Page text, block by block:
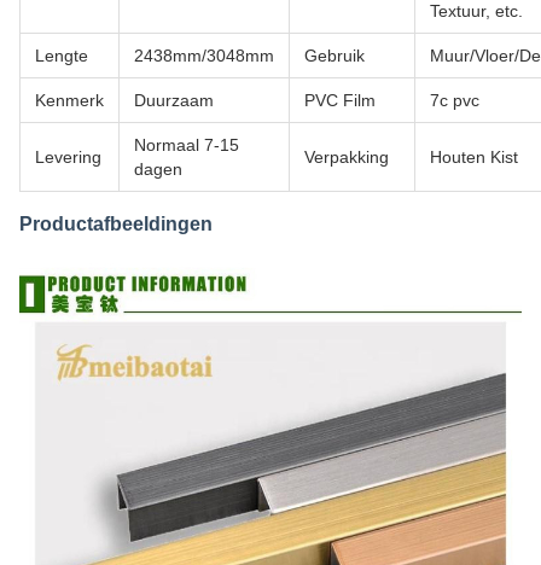
Textuur, etc.
Lengte 2438mm/3048mm Gebruik Muur/Vloer/
Kenmerk Duurzaam PVC Film 7c pvc
Levering
Normaal 7-15
dagen
Verpakking Houten Kist
Productafbeeldingen